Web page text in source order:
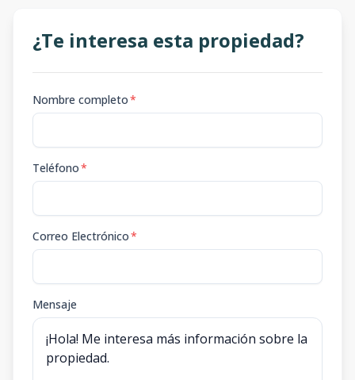
¿Te interesa esta propiedad?
Nombre completo*
Teléfono*
Correo Electrónico*
Mensaje